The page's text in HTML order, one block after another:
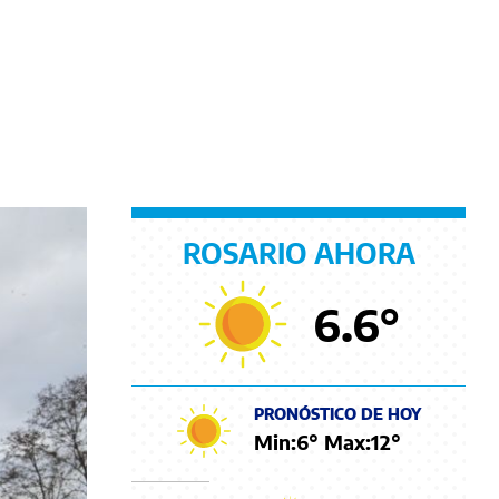
ROSARIO AHORA
6.6°
PRONÓSTICO DE HOY
Min:6° Max:12°